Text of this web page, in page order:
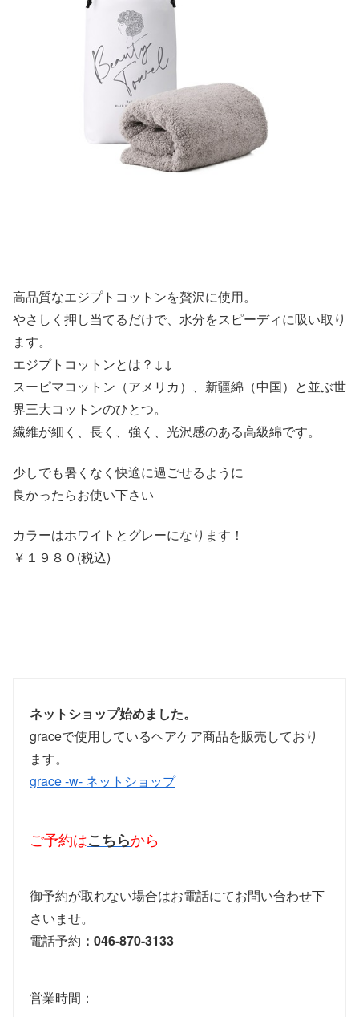
高品質なエジプトコットンを贅沢に使用。
やさしく押し当てるだけで、水分をスピーディに吸い取り
ます。
エジプトコットンとは？↓↓
スーピマコットン（アメリカ）、新疆綿（中国）と並ぶ世
界三大コットンのひとつ。
繊維が細く、長く、強く、光沢感のある高級綿です。
少しでも暑くなく快適に過ごせるように
良かったらお使い下さい
カラーはホワイトとグレーになります！
￥１９８０(税込)
ネットショップ始めました。
graceで使用しているヘアケア商品を販売しており
ます。
grace -w- ネットショップ
ご予約はこちらから
御予約が取れない場合はお電話にてお問い合わせ下
さいませ。
電話予約 ：046-870-3133
営業時間：